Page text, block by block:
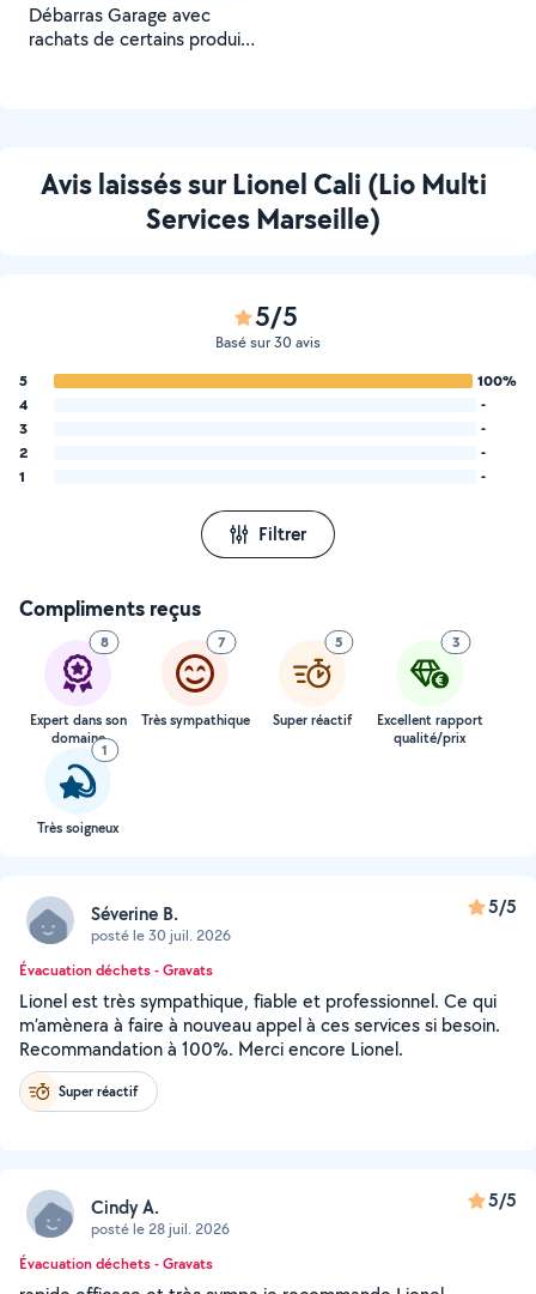
Débarras Garage avec
rachats de certains produits
Avis laissés sur Lionel Cali (Lio Multi
Services Marseille)
5/5
Basé sur 30 avis
5
100%
4
-
3
-
2
-
1
-
Filtrer
Compliments reçus
8
Expert dans son
domaine
7
Très sympathique
5
Super réactif
3
Excellent rapport
qualité/prix
1
Très soigneux
Séverine B.
posté le 30 juil. 2026
5/5
Évacuation déchets - Gravats
Lionel est très sympathique, fiable et professionnel. Ce qui
m’amènera à faire à nouveau appel à ces services si besoin.
Recommandation à 100%. Merci encore Lionel.
Super réactif
Cindy A.
posté le 28 juil. 2026
5/5
Évacuation déchets - Gravats